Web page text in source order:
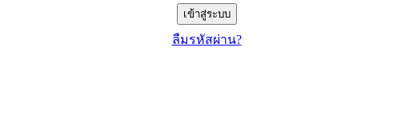
ลืมรหัสผ่าน?